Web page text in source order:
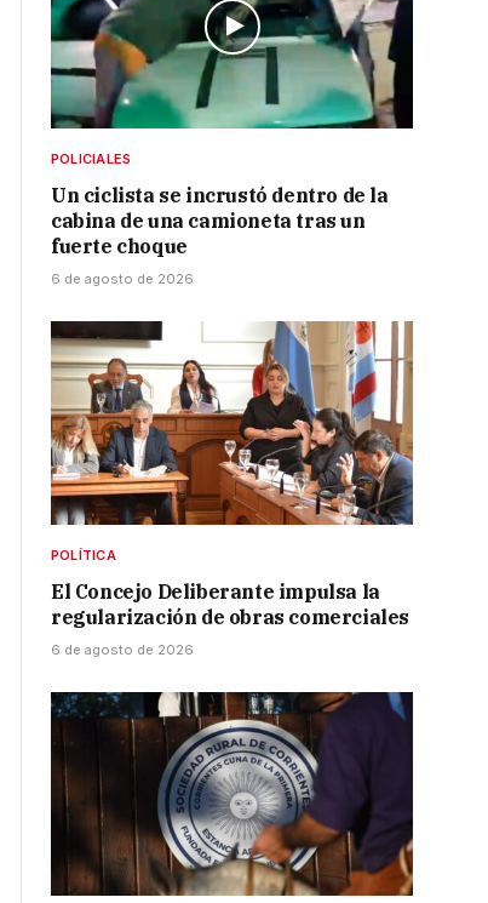
POLICIALES
Un ciclista se incrustó dentro de la
cabina de una camioneta tras un
fuerte choque
6 de agosto de 2026
POLÍTICA
El Concejo Deliberante impulsa la
regularización de obras comerciales
6 de agosto de 2026